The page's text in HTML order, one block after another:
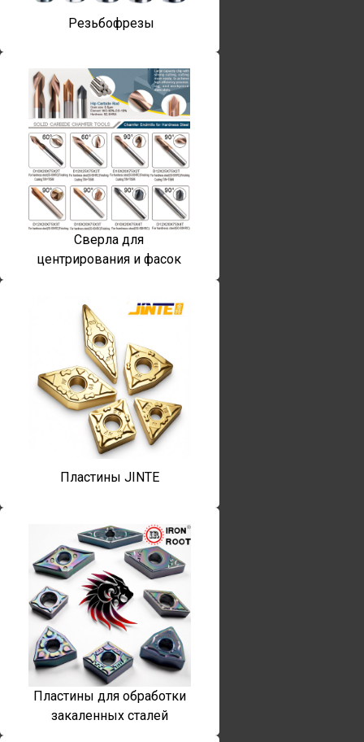
Резьбофрезы
Сверла для
центрирования и фасок
Пластины JINTE
Пластины для обработки
закаленных сталей